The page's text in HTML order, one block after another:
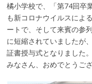
橘小学校で、「第74回卒
も新コロナウイルスによ
ートで、そして来賓の参
に短縮されていましたが
証書授与式となりました。
みなさん、おめでとうご